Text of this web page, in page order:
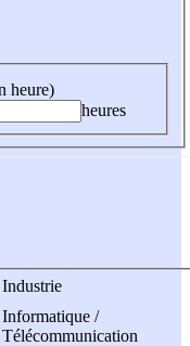
heure)
heures
Industrie
Informatique /
Télécommunication